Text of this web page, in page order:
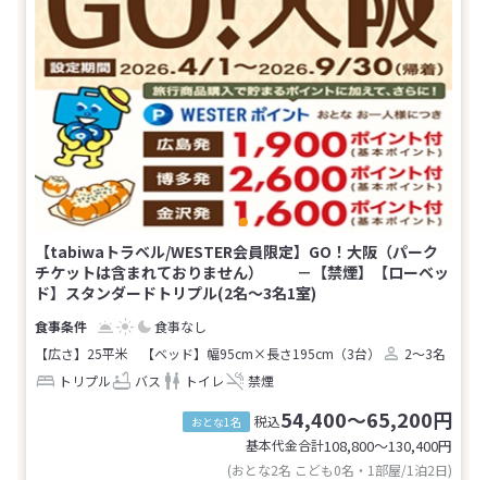
【tabiwaトラベル/WESTER会員限定】GO！大阪（パーク
チケットは含まれておりません） －【禁煙】【ローベッ
ド】スタンダードトリプル(2名～3名1室)
食事なし
【広さ】25平米
【ベッド】幅95cm×長さ195cm（3台）
2～3名
トリプル
バス トイレ 禁煙
おとな1名 税込54,400～65,200円
基本代金合計108,800〜130,400円
(おとな2名 こども0名・1部屋/1泊2日)